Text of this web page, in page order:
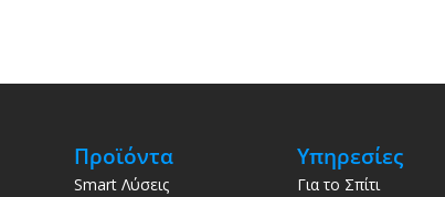
Προϊόντα
Smart Λύσεις
Υπηρεσίες
Για το Σπίτι